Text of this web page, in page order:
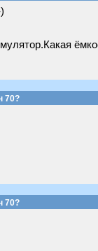
70?
70?